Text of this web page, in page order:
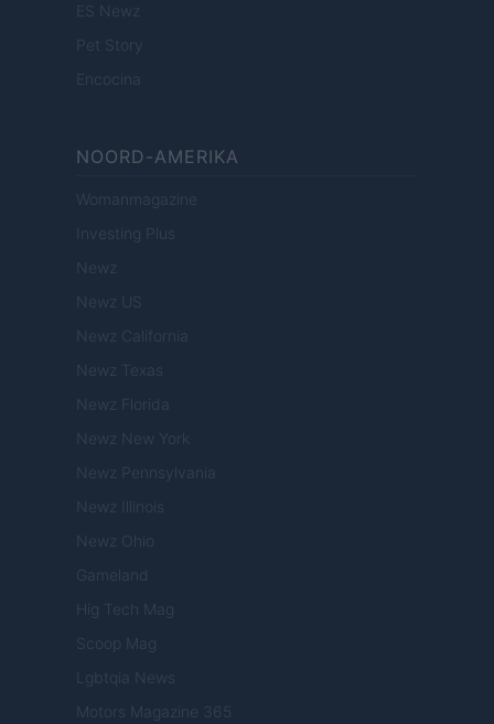
ES Newz
Pet Story
Encocina
NOORD-AMERIKA
Womanmagazine
Investing Plus
Newz
Newz US
Newz California
Newz Texas
Newz Florida
Newz New York
Newz Pennsylvania
Newz Illinois
Newz Ohio
Gameland
Hig Tech Mag
Scoop Mag
Lgbtqia News
Motors Magazine 365